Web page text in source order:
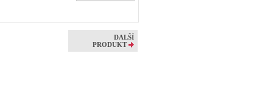
DALŠÍ
PRODUKT